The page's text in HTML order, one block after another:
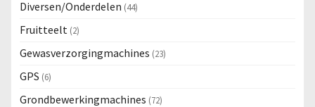
Diversen/Onderdelen (44)
Fruitteelt (2)
Gewasverzorgingmachines (23)
GPS (6)
Grondbewerkingmachines (72)